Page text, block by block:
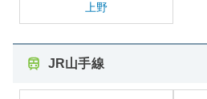
上野
JR山手線